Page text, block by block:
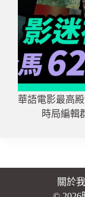
華語電影最高
時局編輯
關於